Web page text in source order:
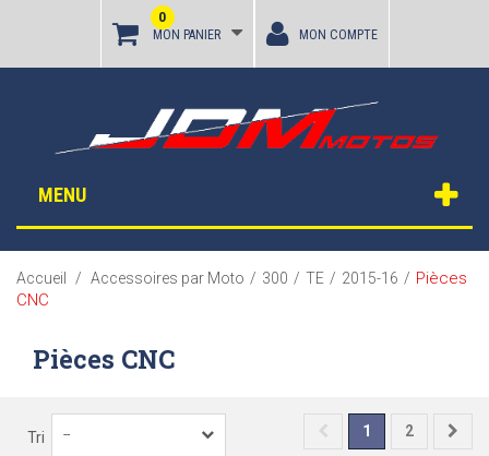
MON PANIER
0
MON COMPTE
MENU
Accueil / Accessoires par Moto / 300 / TE / 2015-16 / Pièces
CNC
Pièces CNC
Tri -- 1 2